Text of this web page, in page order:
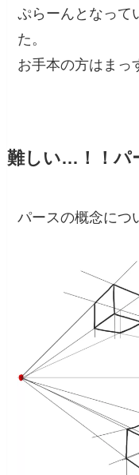
ぷらーんとなって
た。
お手本の方はまっ
難しい…！！パ
パースの概念につ